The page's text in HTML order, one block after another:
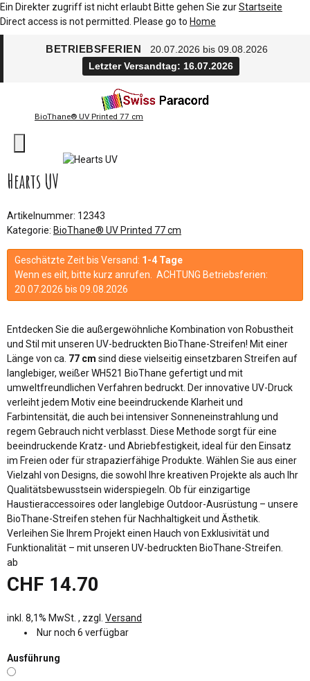
Ein Direkter zugriff ist nicht erlaubt Bitte gehen Sie zurStartseite
Direct access is not permitted. Please go to Home
BETRIEBSFERIEN
20.07.2026 bis 09.08.2026
Letzter Versandtag: 16.07.2026
BioThane® UV Printed 77 cm
Hearts UV
Artikelnummer: 12343
Kategorie: BioThane® UV Printed 77 cm
Geschätzte Zeit bis Versand: 1-4 Tage
Wenn es eilt, bitte kurz anrufen. ACHTUNG Betriebsferien:
20.07.2026 bis 09.08.2026
Entdecken Sie die außergewöhnliche Kombination von Robustheit
und Stil mit unseren UV-bedruckten BioThane-Streifen! Mit einer
Länge von ca. 77 cm sind diese vielseitig einsetzbaren Streifen auf
langlebiger, weißer WH521 BioThane gefertigt und mit
umweltfreundlichen Verfahren bedruckt. Der innovative UV-Druck
verleiht jedem Motiv eine beeindruckende Klarheit und
Farbintensität, die auch bei intensiver Sonneneinstrahlung und
regem Gebrauch nicht verblasst. Diese Methode sorgt für eine
beeindruckende Kratz- und Abriebfestigkeit, ideal für den Einsatz
im Freien oder für strapazierfähige Produkte. Wählen Sie aus einer
Vielzahl von Designs, die sowohl Ihre kreativen Projekte als auch Ihr
Qualitätsbewusstsein widerspiegeln. Ob für einzigartige
Haustieraccessoires oder langlebige Outdoor-Ausrüstung – unsere
BioThane-Streifen stehen für Nachhaltigkeit und Ästhetik.
Verleihen Sie Ihrem Projekt einen Hauch von Exklusivität und
Funktionalität – mit unseren UV-bedruckten BioThane-Streifen.
ab
CHF 14.70
inkl. 8,1% MwSt. , zzgl. Versand
Nur noch 6 verfügbar
Ausführung